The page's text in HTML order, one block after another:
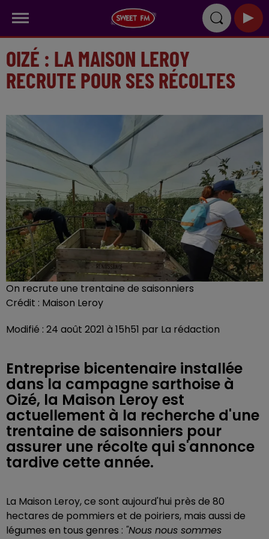
OIZÉ : LA MAISON LEROY
RECRUTE POUR SES RÉCOLTES
On recrute une trentaine de saisonniers
Crédit : Maison Leroy
Modifié : 24 août 2021 à 15h51 par La rédaction
Entreprise bicentenaire installée
dans la campagne sarthoise à
Oizé, la Maison Leroy est
actuellement à la recherche d'une
trentaine de saisonniers pour
assurer une récolte qui s'annonce
tardive cette année.
La Maison Leroy, ce sont aujourd'hui près de 80
hectares de pommiers et de poiriers, mais aussi de
légumes en tous genres : "Nous nous sommes